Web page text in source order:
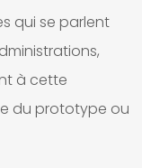
qui se parlent
à cette
du prototype ou